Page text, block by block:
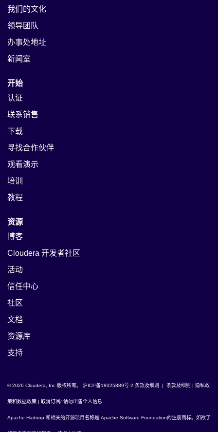
我们的文化
领导团队
办事处地址
新闻室
开始
认证
联系销售
下载
寻找合作伙伴
观看演示
培训
教程
资源
博客
Cloudera 开发者社区
活动
信任中心
社区
文档
资源库
支持
© 2026 Cloudera, Inc.版权所有。 沪ICP备18025889号-2 条款及细则 条款及细则 隐私政
策和数据政策 取消订阅/ 请勿出售个人信息
Apache Hadoop 和相关的开源项目名称是 Apache Software Foundation的注册商标。如欲了